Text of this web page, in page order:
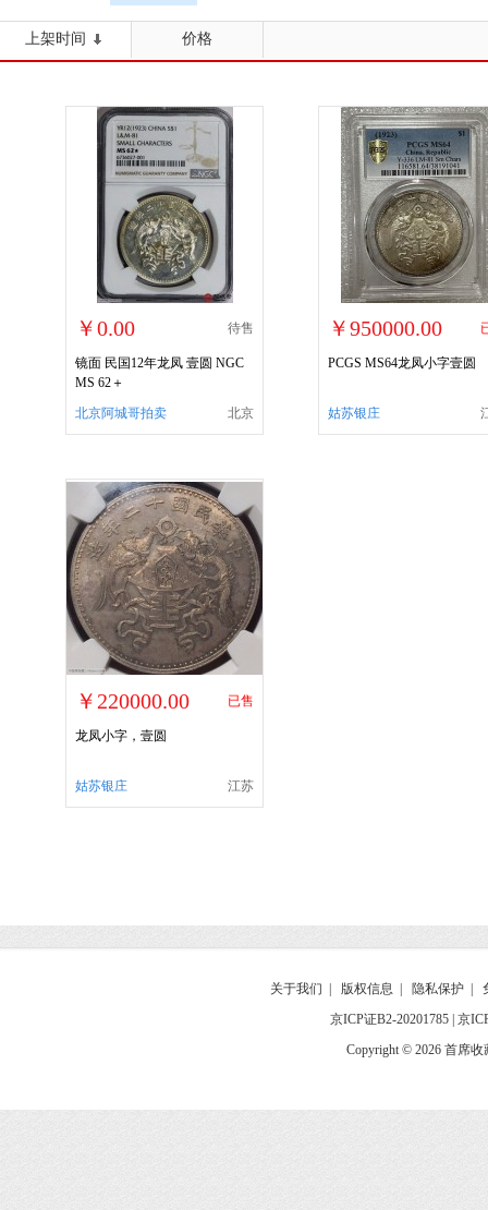
上架时间 价格
￥0.00 待售
镜面 民国12年龙凤 壹圆 NGC
MS 62＋
北京
北京阿城哥拍卖
￥950000.00
PCGS MS64龙凤小字壹圆
姑苏银庄
￥220000.00 已售
龙凤小字，壹圆
江苏
姑苏银庄
关于我们 版权信息 隐私保护
京ICP证B2-20201785 京
Copyright © 2026 首席收